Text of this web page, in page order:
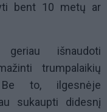
bent 10 metų ar
išnaudoti
trumpalaikių
to, ilgesnėje
sukaupti didesnį